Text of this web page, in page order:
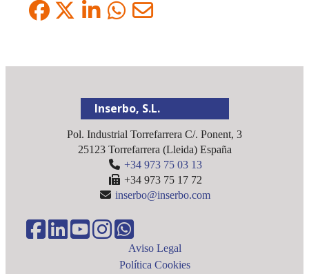
Inserbo, S.L.
Pol. Industrial Torrefarrera C/. Ponent, 3
25123 Torrefarrera (Lleida) España
+34 973 75 03 13
+34 973 75 17 72
inserbo@inserbo.com
Aviso Legal
Política Cookies